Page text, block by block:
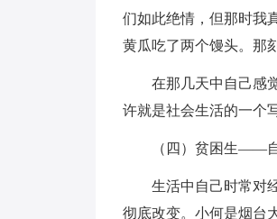
们如此绝情，但那时我
黄瓜吃了两个馒头。那
在那几天中自己感觉
许就是社会生活的一个
（四）贫困生——自
生活中自己时常对经
彻底改变。小何是烟台